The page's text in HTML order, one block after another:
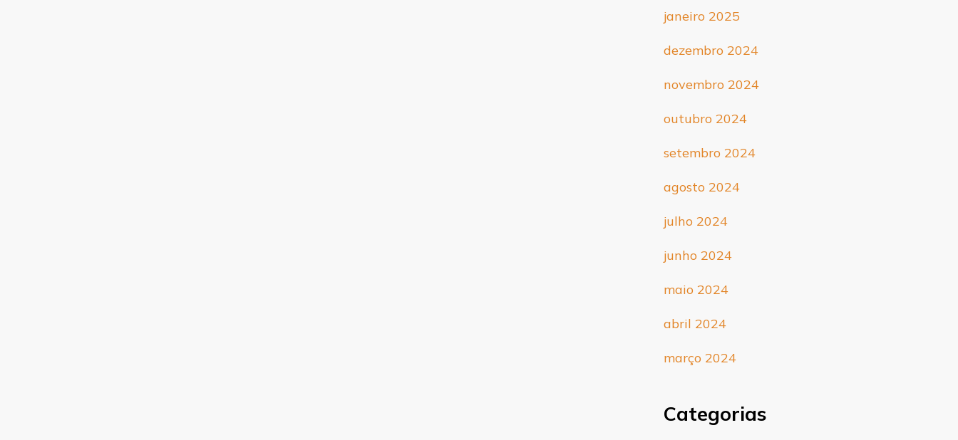
janeiro 2025
dezembro 2024
novembro 2024
outubro 2024
setembro 2024
agosto 2024
julho 2024
junho 2024
maio 2024
abril 2024
março 2024
Categorias